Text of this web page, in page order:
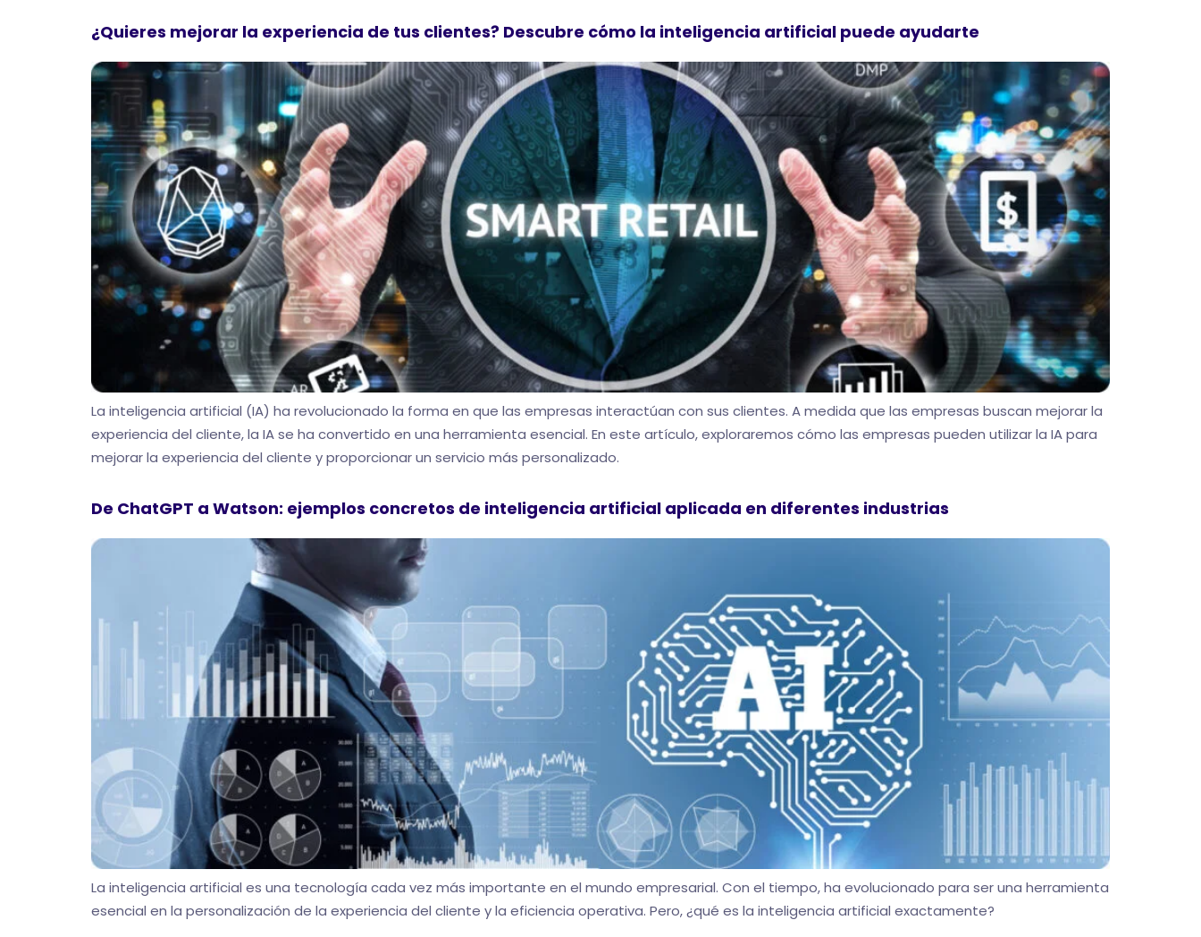
¿Quieres mejorar la experiencia de tus clientes? Descubre cómo la inteligencia artificial puede ayudarte
La inteligencia artificial (IA) ha revolucionado la forma en que las empresas interactúan con sus clientes. A medida que las empresas buscan mejorar la
experiencia del cliente, la IA se ha convertido en una herramienta esencial. En este artículo, exploraremos cómo las empresas pueden utilizar la IA para
mejorar la experiencia del cliente y proporcionar un servicio más personalizado.
De ChatGPT a Watson: ejemplos concretos de inteligencia artificial aplicada en diferentes industrias
La inteligencia artificial es una tecnología cada vez más importante en el mundo empresarial. Con el tiempo, ha evolucionado para ser una herramienta
esencial en la personalización de la experiencia del cliente y la eficiencia operativa. Pero, ¿qué es la inteligencia artificial exactamente?